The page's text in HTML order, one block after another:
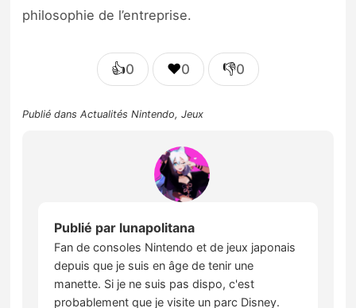
philosophie de l’entreprise.
👍0 ❤️0 👎0
Publié dansActualités Nintendo,Jeux
Publié par lunapolitana
Fan de consoles Nintendo et de jeux japonais
depuis que je suis en âge de tenir une
manette. Si je ne suis pas dispo, c'est
probablement que je visite un parc Disney.